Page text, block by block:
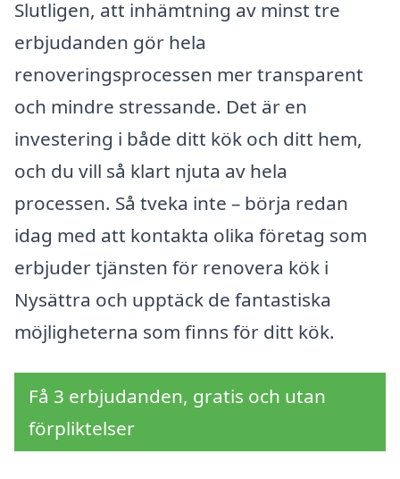
Slutligen, att inhämtning av minst tre
erbjudanden gör hela
renoveringsprocessen mer transparent
och mindre stressande. Det är en
investering i både ditt kök och ditt hem,
och du vill så klart njuta av hela
processen. Så tveka inte – börja redan
idag med att kontakta olika företag som
erbjuder tjänsten för renovera kök i
Nysättra och upptäck de fantastiska
möjligheterna som finns för ditt kök.
Få 3 erbjudanden, gratis och utan
förpliktelser